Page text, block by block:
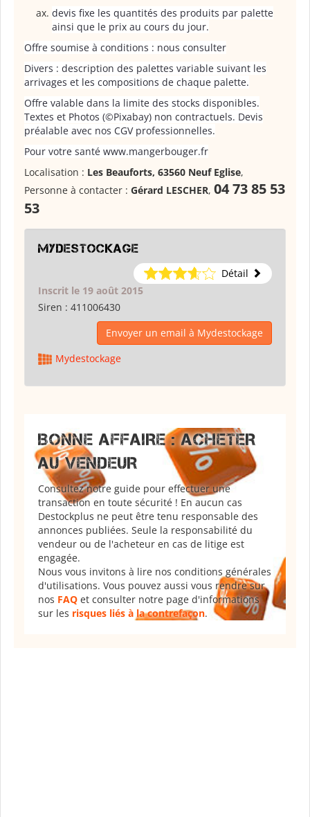
devis fixe les quantités des produits par palette
ainsi que le prix au cours du jour.
Offre soumise à conditions : nous consulter
Divers : description des palettes variable suivant les
arrivages et les compositions de chaque palette.
Offre valable dans la limite des stocks disponibles.
Textes et Photos (©Pixabay) non contractuels. Devis
préalable avec nos CGV professionnelles.
Pour votre santé www.mangerbouger.fr
Localisation : Les Beauforts, 63560 Neuf Eglise,
Personne à contacter : Gérard LESCHER, 04 73 85 53
53
Mydestockage
Détail
Inscrit le 19 août 2015
Siren : 411006430
Envoyer un email à Mydestockage
Mydestockage
BONNE AFFAIRE : ACHETER
AU VENDEUR
Consultez notre guide pour effectuer une
transaction en toute sécurité ! En aucun cas
Destockplus ne peut être tenu responsable des
annonces publiées. Seule la responsabilité du
vendeur ou de l'acheteur en cas de litige est
engagée.
Nous vous invitons à lire nos conditions générales
d'utilisations. Vous pouvez aussi vous rendre sur
nos FAQ et consulter notre page d'informations
sur les risques liés à la contrefaçon.